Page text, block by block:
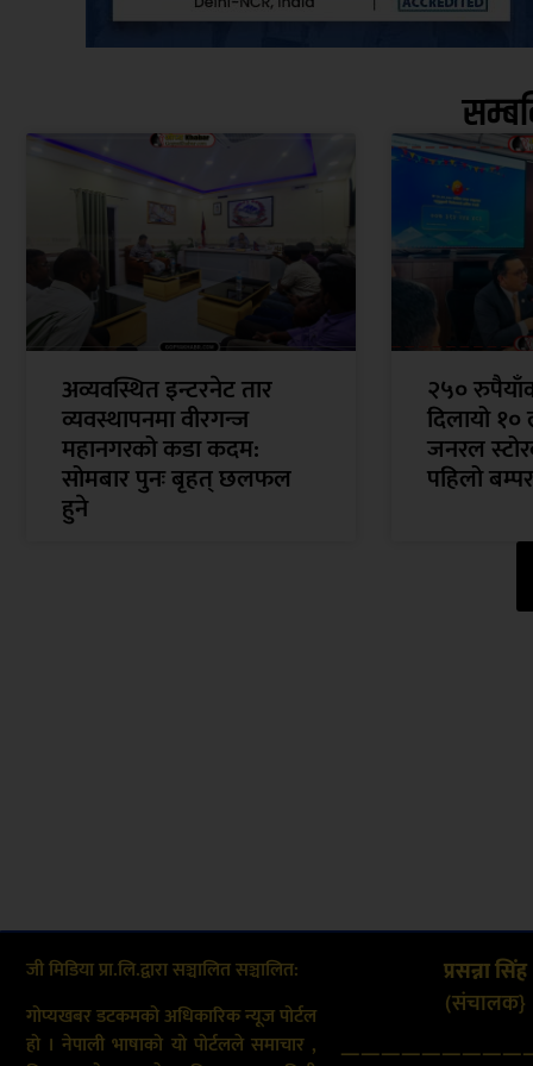
अव्यवस्थित इन्टरनेट तार
व्यवस्थापनमा वीरगन्ज
महानगरको कडा कदम:
सोमबार पुनः बृहत् छलफल
हुने
२५०
दिलायो
जनरल
पहिलो
जी मिडिया प्रा.लि.द्वारा सञ्चालित सञ्चालित:
गोप्यखबर डटकमको अधिकारिक न्यूज पोर्टल
हो । नेपाली भाषाको यो पोर्टलले समाचार ,
प्रसन्ना सिंह
(संचालक}